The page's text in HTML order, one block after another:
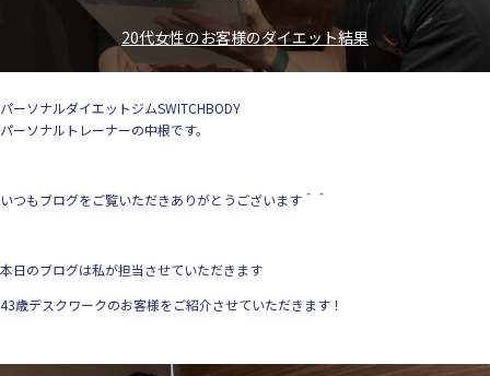
20代女性のお客様のダイエット結果
パーソナルダイエットジムSWITCHBODY
パーソナルトレーナーの中根です。
いつもブログをご覧いただきありがとうございます＾＾
本日のブログは私が担当させていただきます
43歳デスクワークのお客様をご紹介させていただきます！